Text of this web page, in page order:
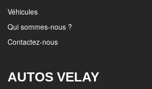
Véhicules
Qui sommes-nous ?
Contactez-nous
AUTOS VELAY